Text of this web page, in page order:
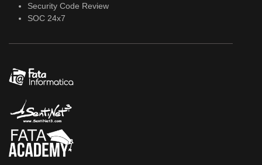
Security Code Review
SOC 24x7